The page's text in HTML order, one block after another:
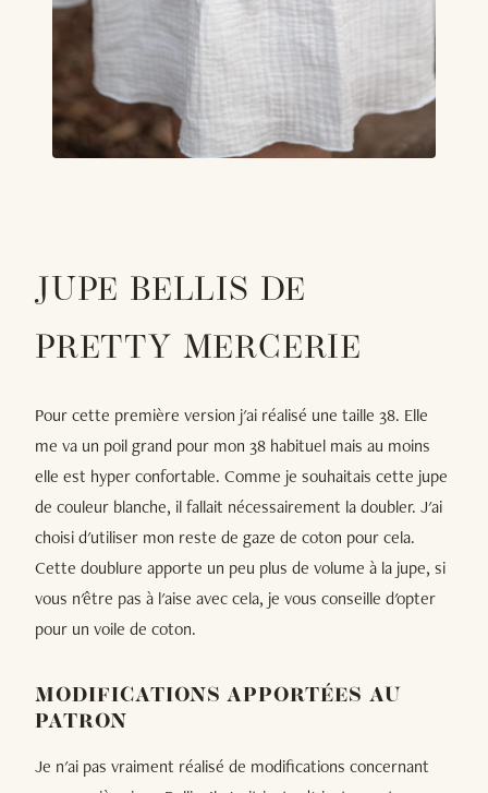
JUPE BELLIS DE
PRETTY MERCERIE
Pour cette première version j'ai réalisé une taille 38. Elle
me va un poil grand pour mon 38 habituel mais au moins
elle est hyper confortable. Comme je souhaitais cette jupe
de couleur blanche, il fallait nécessairement la doubler. J'ai
choisi d'utiliser mon reste de gaze de coton pour cela.
Cette doublure apporte un peu plus de volume à la jupe, si
vous n'être pas à l'aise avec cela, je vous conseille d'opter
pour un voile de coton.
MODIFICATIONS APPORTÉES AU
PATRON
Je n'ai pas vraiment réalisé de modifications concernant